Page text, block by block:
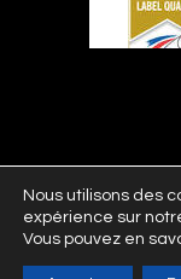
Nous utilisons des
expérience sur
Vous pouvez en